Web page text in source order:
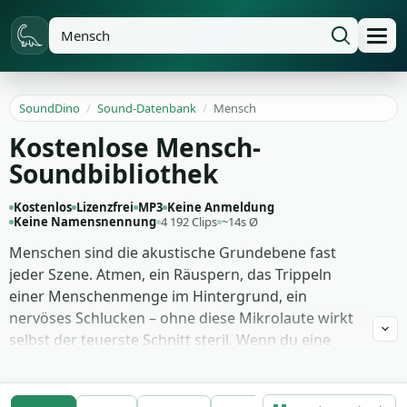
SoundDino / Sound-Datenbank / Mensch
Kostenlose Mensch-
Soundbibliothek
Kostenlos Lizenzfrei MP3 Keine Anmeldung
Keine Namensnennung 4 192 Clips ~14s Ø
Menschen sind die akustische Grundebene fast
jeder Szene. Atmen, ein Räuspern, das Trippeln
einer Menschenmenge im Hintergrund, ein
nervöses Schlucken – ohne diese Mikrolaute wirkt
selbst der teuerste Schnitt steril. Wenn du eine
Animation vertonst, brauchst du genau diese